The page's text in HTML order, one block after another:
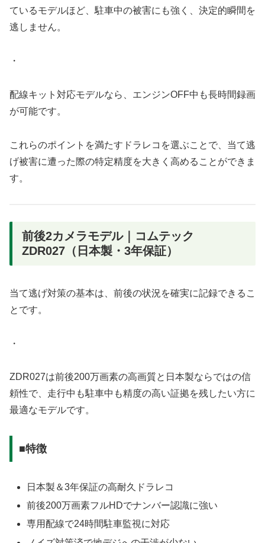
ているモデルほど、駐車中の被害にも強く、決定的瞬間を
逃しません。
・
配線キット対応モデルなら、エンジンOFF中も長時間録画
が可能です。
これらのポイントを満たすドラレコを選ぶことで、当て逃
げ被害に遭った際の特定精度を大きく高めることができま
す。
前後2カメラモデル｜コムテック
ZDR027（日本製・3年保証）
当て逃げ対策の基本は、前後の状況を確実に記録できるこ
とです。
・
ZDR027は前後200万画素の高画質と日本製ならではの信
頼性で、走行中も駐車中も精度の高い証拠を残したい方に
最適なモデルです。
■特徴
日本製＆3年保証の高耐久ドラレコ
前後200万画素フルHDでナンバー認識に強い
専用配線で24時間駐車監視に対応